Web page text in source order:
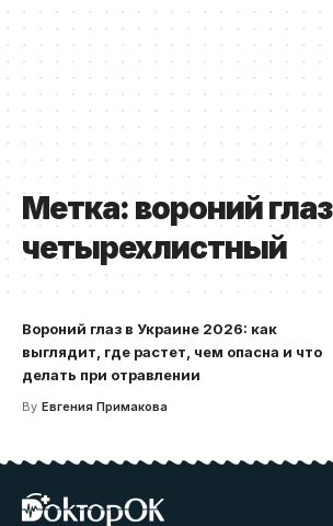
Метка: вороний глаз
четырехлистный
Вороний глаз в Украине 2026: как
выглядит, где растет, чем опасна и что
делать при отравлении
By Евгения Примакова